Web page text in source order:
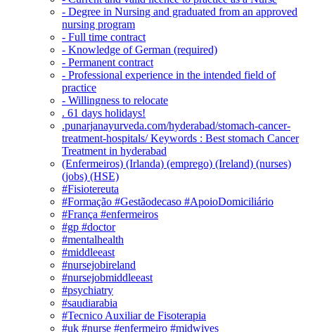
- Degree in Nursing and graduated from an approved
nursing program
- Full time contract
- Knowledge of German (required)
- Permanent contract
- Professional experience in the intended field of
practice
- Willingness to relocate
. 61 days holidays!
.punarjanayurveda.com/hyderabad/stomach-cancer-
treatment-hospitals/ Keywords : Best stomach Cancer
Treatment in hyderabad
(Enfermeiros) (Irlanda) (emprego) (Ireland) (nurses)
(jobs) (HSE)
#Fisiotereuta
#Formação #Gestãodecaso #ApoioDomiciliário
#França #enfermeiros
#gp #doctor
#mentalhealth
#middleeast
#nursejobireland
#nursejobmiddleeast
#psychiatry
#saudiarabia
#Tecnico Auxiliar de Fisoterapia
#uk #nurse #enfermeiro #midwives